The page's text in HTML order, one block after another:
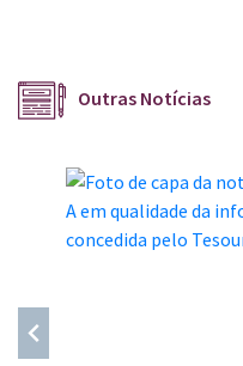
Outras Notícias